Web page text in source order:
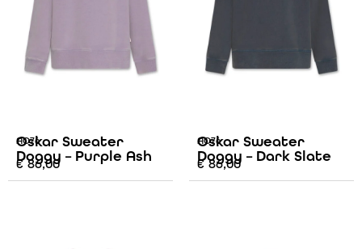
AO76
Oskar Sweater
Doggy – Purple Ash
€86,00
AO76
Oskar Sweater
Doggy – Dark Slate
€86,00